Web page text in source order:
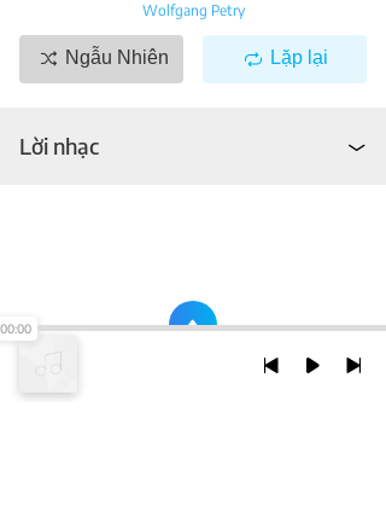
Wolfgang Petry
Ngẫu Nhiên Lặp lại
Lời nhạc
00:00